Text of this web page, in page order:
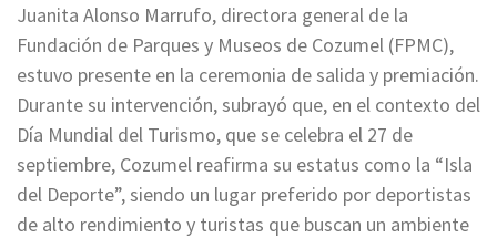
Juanita Alonso Marrufo, directora general de la
Fundación de Parques y Museos de Cozumel (FPMC),
estuvo presente en la ceremonia de salida y premiación.
Durante su intervención, subrayó que, en el contexto del
Día Mundial del Turismo, que se celebra el 27 de
septiembre, Cozumel reafirma su estatus como la “Isla
del Deporte”, siendo un lugar preferido por deportistas
de alto rendimiento y turistas que buscan un ambiente